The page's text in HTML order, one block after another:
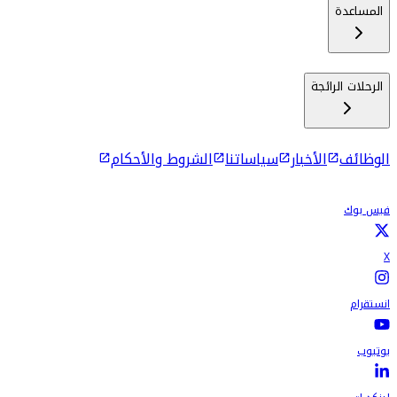
المساعدة
الرحلات الرائجة
الوظائف الأخبار سياساتنا الشروط والأحكام
فيس بوك
X
انستقرام
يوتيوب